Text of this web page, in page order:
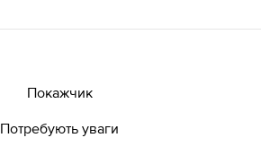
Покажчик
Потребують уваги